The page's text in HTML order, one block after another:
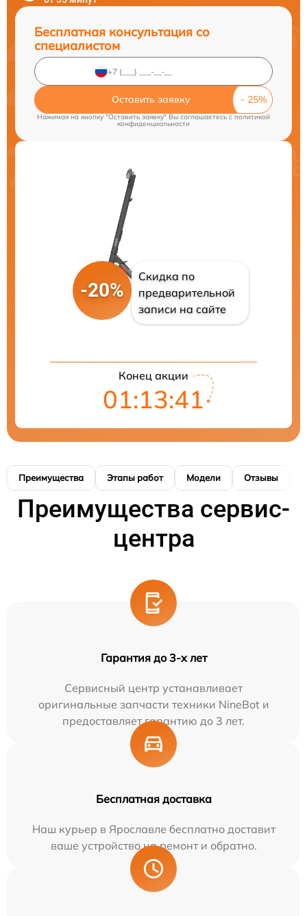
Бесплатная консультация со
специалистом
Оставить заявку
Нажимая на кнопку "Оставить заявку" Вы соглашаетесь c политикой
конфиденциальности
-20%
Скидка по
предварительной
записи на сайте
Конец акции
01:13:40
Преимущества Этапы работ Модели Отзывы
Преимущества сервис-
центра
Гарантия до 3-х лет
Сервисный центр устанавливает
оригинальные запчасти техники NineBot и
предоставляет гарантию до 3 лет.
Бесплатная доставка
Наш курьер в Ярославле бесплатно доставит
ваше устройство на ремонт и обратно.